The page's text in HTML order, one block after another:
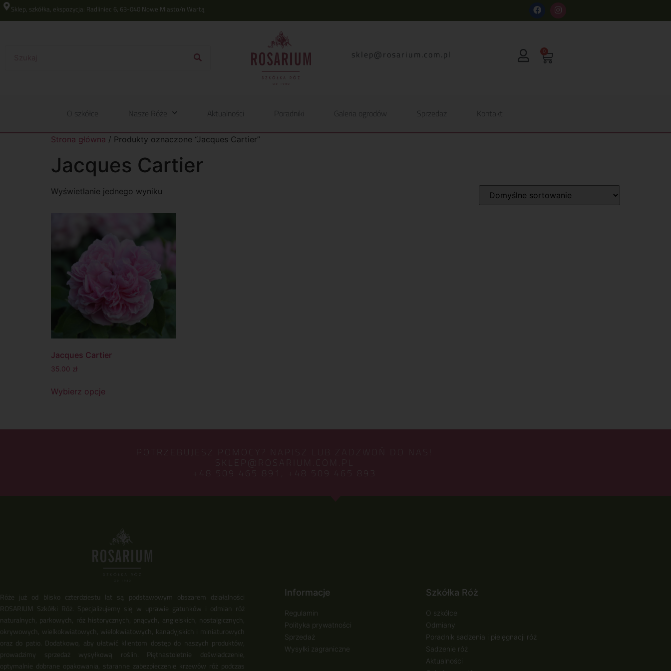
Sklep, szkółka, ekspozycja: Radliniec 6, 63-040 Nowe Miasto/n Wartą
lp.moc.muirasor@pelks 0
O szkółce Nasze Róże Aktualności Poradniki Galeria ogrodów Sprzedaż Kontakt
Strona główna / Produkty oznaczone “Jacques Cartier”
Jacques Cartier
Wyświetlanie jednego wyniku
Jacques Cartier
35.00 zł
Wybierz opcje
POTRZEBUJESZ POMOCY? NAPISZ LUB ZADZWOŃ DO NAS!
SKLEP@ROSARIUM.COM.PL
+48 509 465 891, +48 509 465 893
Róże już od blisko czterdziestu lat są podstawowym obszarem działalności
ROSARIUM Szkółki Róż. Specjalizujemy się w uprawie gatunków i odmian róż
naturalnych, parkowych, róż historycznych, pnących, angielskich, nostalgicznych,
okrywowych, wielkokwiatowych, wielokwiatowych, kanadyjskich i miniaturowych
oraz do patio. Dodatkowo, aby ułatwić klientom dostęp do naszych produktów,
prowadzimy sprzedaż wysyłkową roślin. Piętnastoletnie doświadczenie,
optymalnie dobrane opakowania, staranne zabezpieczenie krzewów róż podczas
Informacje
Regulamin
Polityka prywatności
Sprzedaż
Wysyłki zagraniczne
Szkółka Róż
O szkółce
Odmiany
Poradnik sadzenia i pielęgnacji róż
Sadzenie róż
Aktualności